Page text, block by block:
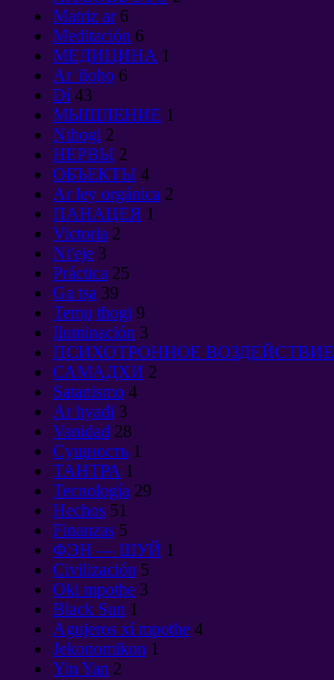
Matriz ar 6
Meditación 6
МЕДИЦИНА 1
Ar 'ño̲ho̲ 6
Dí 43
МЫШЛЕНИЕ 1
Nthogi 2
НЕРВЫ 2
ОБЪЕКТЫ 4
Ar ley orgánica 2
ПАНАЦЕЯ 1
Victoria 2
Nt'eje 3
Práctica 25
Ga tsa̲ 39
Temu̲ thogi 9
Iluminación 3
ПСИХОТРОННОЕ ВОЗДЕЙСТВИЕ
САМАДХИ 2
Satanismo 4
Ar hyadi 3
Vanidad 28
Сущность 1
ТАНТРА 1
Tecnología 29
Hechos 51
Finanzas 5
ФЭН — ШУЙ 1
Civilización 5
Oki mpothe 3
Black Sun 1
Agujeros xí mpothe 4
Jekonomikon 1
Yin Yan 2